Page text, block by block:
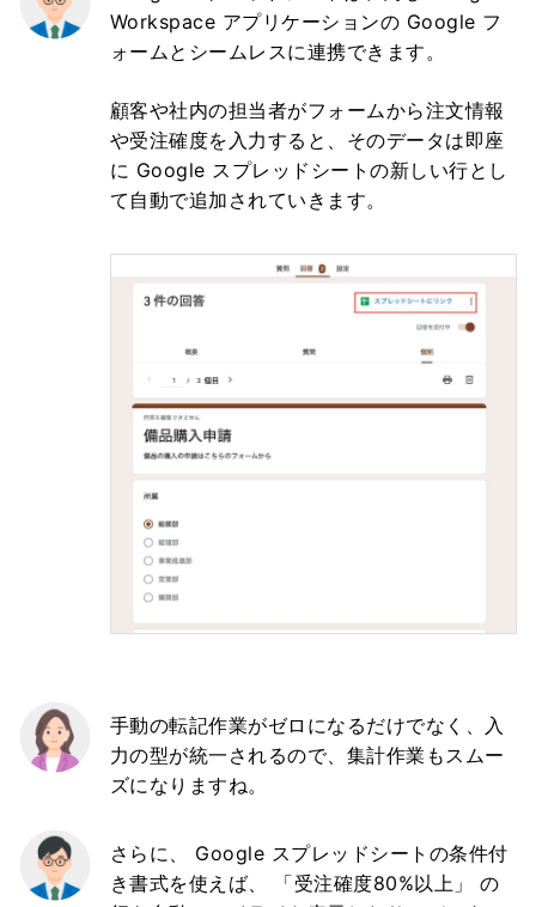
Workspace アプリケーションの Google フ
ォームとシームレスに連携できます。
顧客や社内の担当者がフォームから注文情報
や受注確度を入力すると、そのデータは即座
に Google スプレッドシートの新しい行とし
て自動で追加されていきます。
手動の転記作業がゼロになるだけでなく、入
力の型が統一されるので、集計作業もスムー
ズになりますね。
さらに、 Google スプレッドシートの条件付
き書式を使えば、 「受注確度80%以上」 の